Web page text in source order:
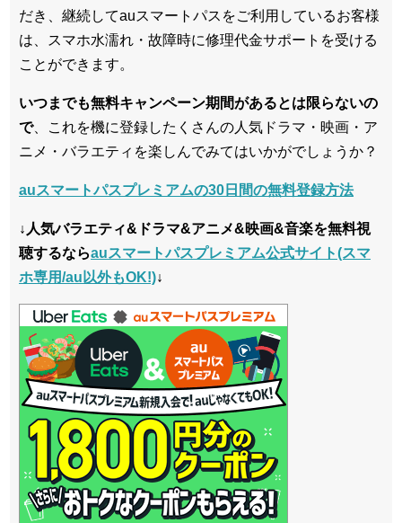
だき、継続してauスマートパスをご利用しているお客様
は、スマホ水濡れ・故障時に修理代金サポートを受ける
ことができます。
いつまでも無料キャンペーン期間があるとは限らないの
で、これを機に登録したくさんの人気ドラマ・映画・ア
ニメ・バラエティを楽しんでみてはいかがでしょうか？
auスマートパスプレミアムの30日間の無料登録方法
↓人気バラエティ&ドラマ&アニメ&映画&音楽を無料視
聴するならauスマートパスプレミアム公式サイト(スマ
ホ専用/au以外もOK!)↓